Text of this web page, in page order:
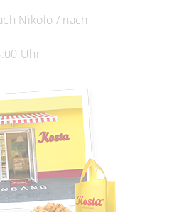
Nikolo / nach
Uhr